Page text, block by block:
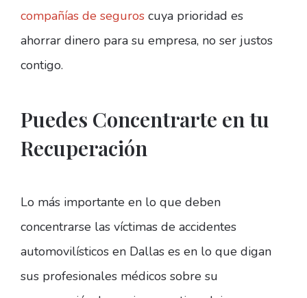
compañías de seguros cuya prioridad es
ahorrar dinero para su empresa, no ser justos
contigo.
Puedes Concentrarte en tu
Recuperación
Lo más importante en lo que deben
concentrarse las víctimas de accidentes
automovilísticos en Dallas es en lo que digan
sus profesionales médicos sobre su